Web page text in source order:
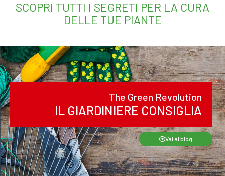
SCOPRI TUTTI I SEGRETI PER LA CURA
DELLE TUE PIANTE
The Green Revolution
IL GIARDINIERE CONSIGLIA
Vai al blog